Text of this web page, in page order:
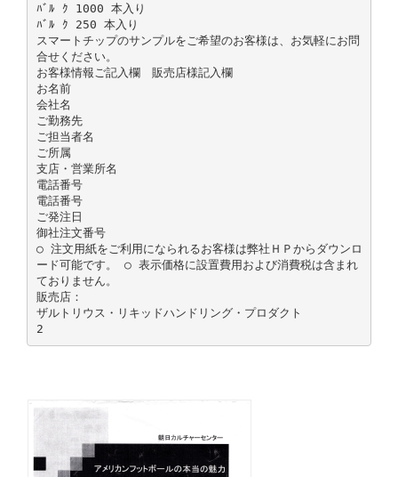
ﾊﾞﾙ ｸ 1000 本入り
ﾊﾞﾙ ｸ 250 本入り
スマートチップのサンプルをご希望のお客様は、お気軽にお問
合せください。
お客様情報ご記入欄 販売店様記入欄
お名前
会社名
ご勤務先
ご担当者名
ご所属
支店・営業所名
電話番号
電話番号
ご発注日
御社注文番号
○ 注文用紙をご利用になられるお客様は弊社ＨＰからダウンロ
ード可能です。 ○ 表示価格に設置費用および消費税は含まれ
ておりません。
販売店：
ザルトリウス・リキッドハンドリング・プロダクト